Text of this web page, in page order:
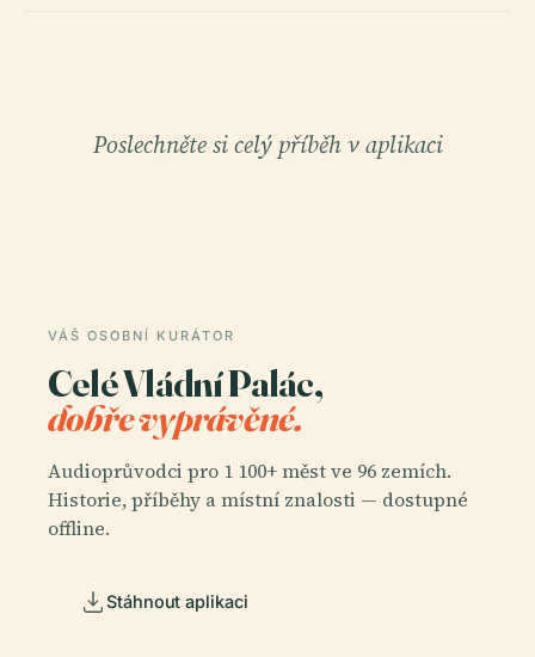
Poslechněte si celý příběh v aplikaci
VÁŠ OSOBNÍ KURÁTOR
Celé Vládní Palác,
dobře vyprávěné.
Audioprůvodci pro 1 100+ měst ve 96 zemích.
Historie, příběhy a místní znalosti — dostupné
offline.
Stáhnout aplikaci